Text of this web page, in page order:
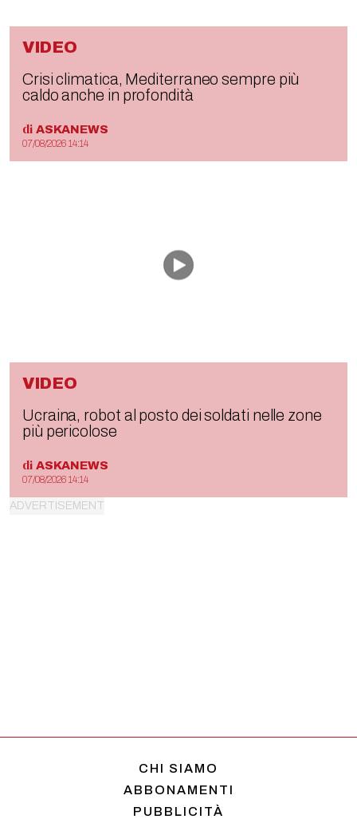
VIDEO
Crisi climatica, Mediterraneo sempre più
caldo anche in profondità
di ASKANEWS
07/08/2026 14:14
VIDEO
Ucraina, robot al posto dei soldati nelle zone
più pericolose
di ASKANEWS
07/08/2026 14:14
CHI SIAMO
ABBONAMENTI
PUBBLICITÀ